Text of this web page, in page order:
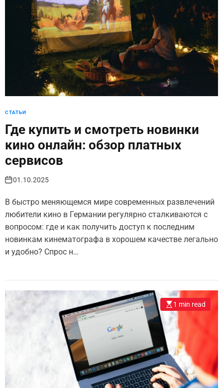
СТАТЬИ
Где купить и смотреть новинки
кино онлайн: обзор платных
сервисов
01.10.2025
В быстро меняющемся мире современных развлечений
любители кино в Германии регулярно сталкиваются с
вопросом: где и как получить доступ к последним
новинкам кинематографа в хорошем качестве легально
и удобно? Спрос н…
1 min read